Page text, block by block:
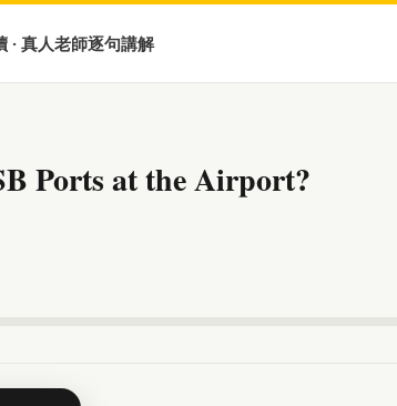
· 真人老師逐句講解
Ports at the Airport?